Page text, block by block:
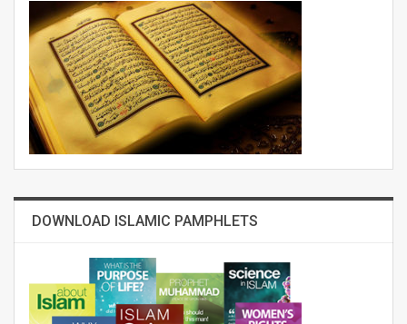
DOWNLOAD ISLAMIC PAMPHLETS